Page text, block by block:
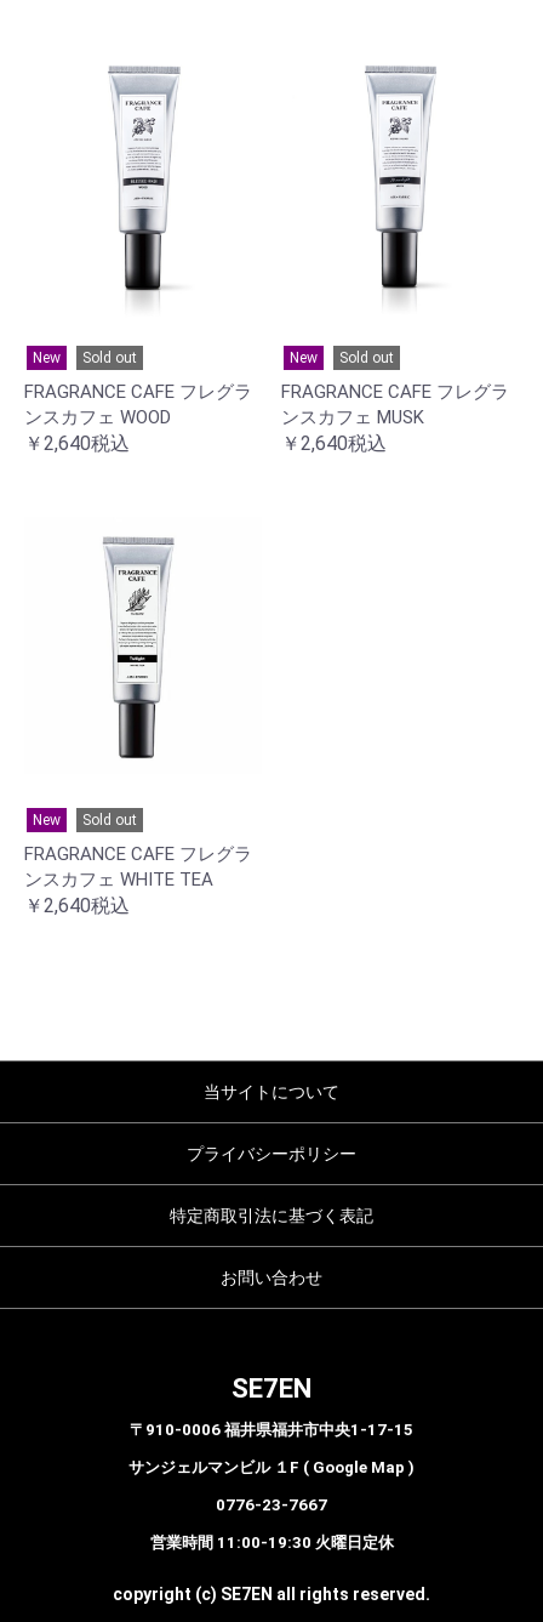
New Sold out
FRAGRANCE CAFE フレグラ
ンスカフェ WOOD
￥2,640税込
New Sold out
FRAGRANCE CAFE フレグラ
ンスカフェ MUSK
￥2,640税込
New Sold out
FRAGRANCE CAFE フレグラ
ンスカフェ WHITE TEA
￥2,640税込
当サイトについて
プライバシーポリシー
特定商取引法に基づく表記
お問い合わせ
SE7EN
〒910-0006 福井県福井市中央1-17-15
サンジェルマンビル １F ( Google Map )
0776-23-7667
営業時間 11:00-19:30 火曜日定休
copyright (c) SE7EN all rights reserved.